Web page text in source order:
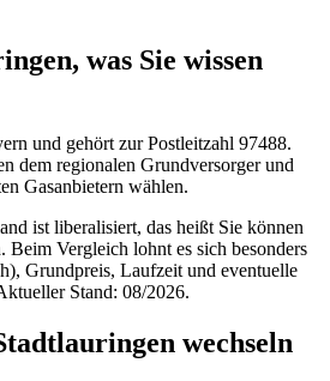
was Sie wissen
und gehört zur Postleitzahl 97488.
dem regionalen Grundversorger und
Gasanbietern wählen.
ist liberalisiert, das heißt Sie können
Vergleich lohnt es sich besonders
Grundpreis, Laufzeit und eventuelle
Stand: 08/2026.
wechseln